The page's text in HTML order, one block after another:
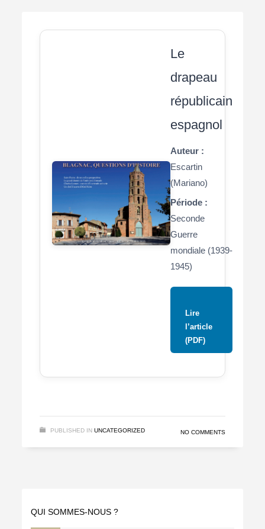
Le
drapeau
républicain
espagnol
Auteur :
Escartin
(Mariano)
Période :
Seconde
Guerre
mondiale (1939-
1945)
Lire
l’article
(PDF)
PUBLISHED IN UNCATEGORIZED NO COMMENTS
QUI SOMMES-NOUS ?